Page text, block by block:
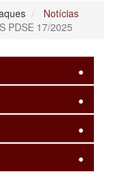
Notícias
PDSE 17/2025